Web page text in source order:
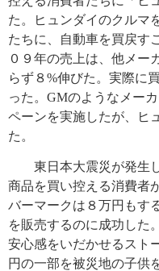
た。ヒュンダイのクルマ
たちに、自動車を買戻す
０９年の売上は、他メー
らず８%伸びた。実際に
った。GMのようなメー
ペーンを実施したが、ヒ
た。
東日本大震災が発生し
商品を買い控える消費者
バーマークは８万円もす
を販売するのに成功した
安心感をいだかせるスト
円の一部を被災地の子供